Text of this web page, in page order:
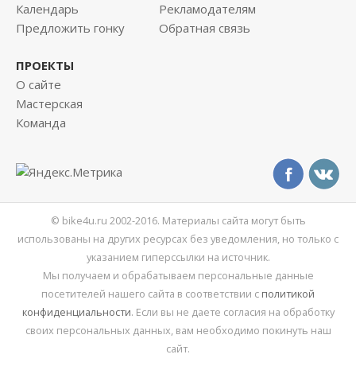
Календарь
Предложить гонку
Рекламодателям
Обратная связь
ПРОЕКТЫ
О сайте
Мастерская
Команда
© bike4u.ru 2002-2016. Материалы сайта могут быть
использованы на других ресурсах без уведомления, но только с
указанием гиперссылки на источник.
Мы получаем и обрабатываем персональные данные
посетителей нашего сайта в соответствии с политикой
конфиденциальности. Если вы не даете согласия на обработку
своих персональных данных, вам необходимо покинуть наш
сайт.